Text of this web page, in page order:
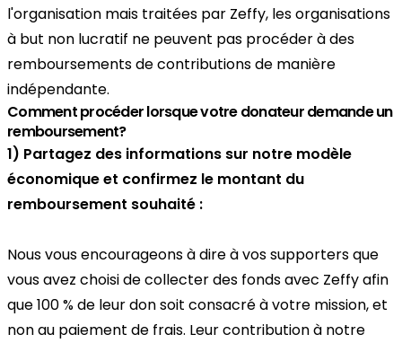
l'organisation mais traitées par Zeffy, les organisations
à but non lucratif ne peuvent pas procéder à des
remboursements de contributions de manière
indépendante.
Comment procéder lorsque votre donateur demande un
remboursement?
1) Partagez des informations sur notre modèle
économique et confirmez le montant du
remboursement souhaité :
Nous vous encourageons à dire à vos supporters que
vous avez choisi de collecter des fonds avec Zeffy afin
que 100 % de leur don soit consacré à votre mission, et
non au paiement de frais. Leur contribution à notre